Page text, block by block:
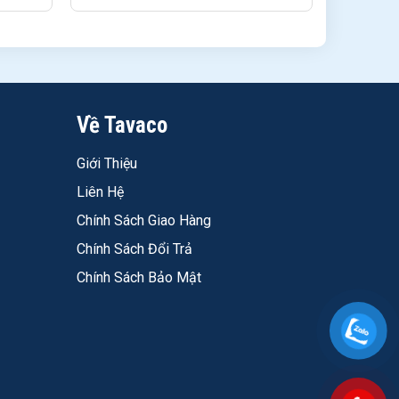
Về Tavaco
Giới Thiệu
Liên Hệ
Chính Sách Giao Hàng
Chính Sách Đổi Trả
Chính Sách Bảo Mật